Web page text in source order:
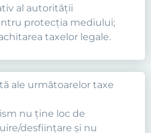
al autorităţii
protecţia mediului;
taxelor legale.
ale următoarelor taxe
nu ţine loc de
desfiinţare şi nu